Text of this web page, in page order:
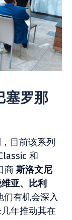
塞罗那
目前该系列
和
商 斯洛文尼
亚、比利
们有机会深入
年推动其在